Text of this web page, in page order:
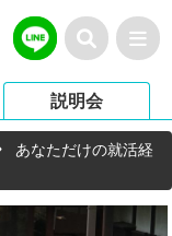
説明会
あなただけの就活経